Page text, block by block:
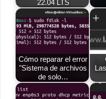
22.04 LTS
Cómo reparar el error
"Sistema de archivos
de solo…